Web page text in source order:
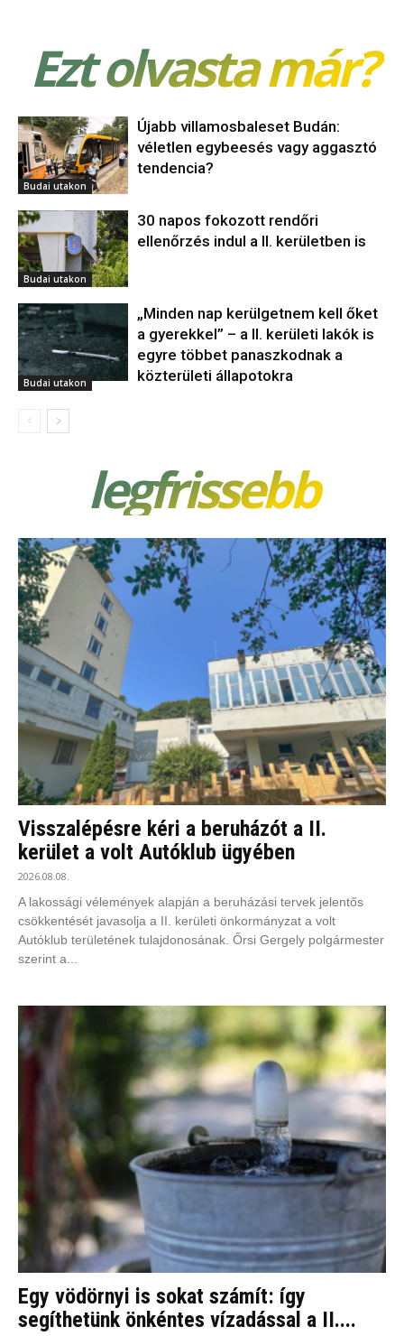
Ezt olvasta már?
Budai utakon
Újabb villamosbaleset Budán:
véletlen egybeesés vagy aggasztó
tendencia?
Budai utakon
30 napos fokozott rendőri
ellenőrzés indul a II. kerületben is
Budai utakon
„Minden nap kerülgetnem kell őket
a gyerekkel” – a II. kerületi lakók is
egyre többet panaszkodnak a
közterületi állapotokra
legfrissebb
Visszalépésre kéri a beruházót a II.
kerület a volt Autóklub ügyében
2026.08.08.
A lakossági vélemények alapján a beruházási tervek jelentős
csökkentését javasolja a II. kerületi önkormányzat a volt
Autóklub területének tulajdonosának. Őrsi Gergely polgármester
szerint a...
Egy vödörnyi is sokat számít: így
segíthetünk önkéntes vízadással a II....